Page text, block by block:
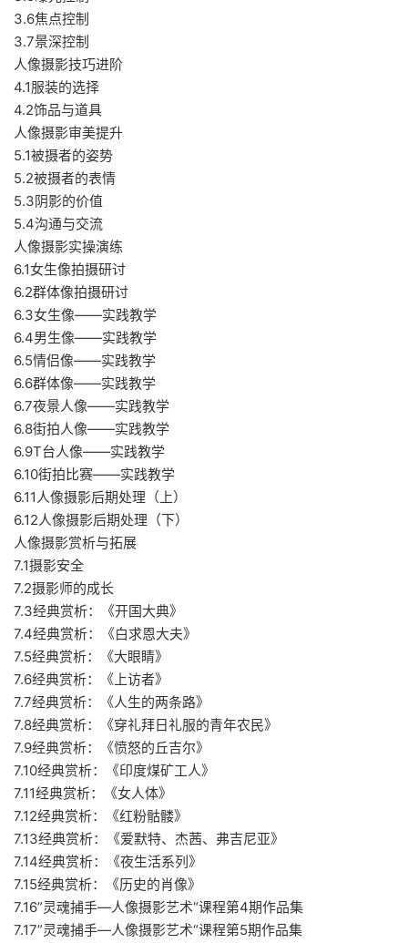
3.6焦点控制
3.7景深控制
人像摄影技巧进阶
4.1服装的选择
4.2饰品与道具
人像摄影审美提升
5.1被摄者的姿势
5.2被摄者的表情
5.3阴影的价值
5.4沟通与交流
人像摄影实操演练
6.1女生像拍摄研讨
6.2群体像拍摄研讨
6.3女生像——实践教学
6.4男生像——实践教学
6.5情侣像——实践教学
6.6群体像——实践教学
6.7夜景人像——实践教学
6.8街拍人像——实践教学
6.9T台人像——实践教学
6.10街拍比赛——实践教学
6.11人像摄影后期处理（上）
6.12人像摄影后期处理（下）
人像摄影赏析与拓展
7.1摄影安全
7.2摄影师的成长
7.3经典赏析：《开国大典》
7.4经典赏析：《白求恩大夫》
7.5经典赏析：《大眼睛》
7.6经典赏析：《上访者》
7.7经典赏析：《人生的两条路》
7.8经典赏析：《穿礼拜日礼服的青年农民》
7.9经典赏析：《愤怒的丘吉尔》
7.10经典赏析：《印度煤矿工人》
7.11经典赏析：《女人体》
7.12经典赏析：《红粉骷髅》
7.13经典赏析：《爱默特、杰茜、弗吉尼亚》
7.14经典赏析：《夜生活系列》
7.15经典赏析：《历史的肖像》
7.16”灵魂捕手—人像摄影艺术“课程第4期作品集
7.17”灵魂捕手—人像摄影艺术“课程第5期作品集